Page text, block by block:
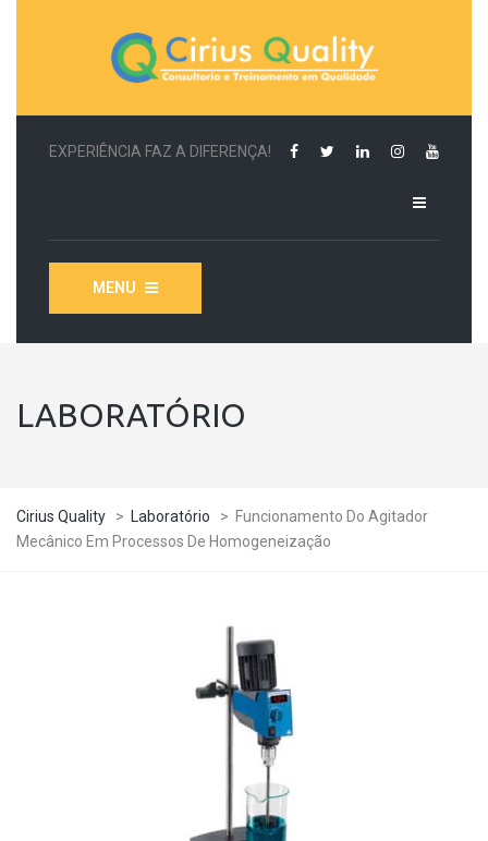
EXPERIÊNCIA FAZ A DIFERENÇA!
MENU
LABORATÓRIO
Cirius Quality > Laboratório > Funcionamento Do Agitador
Mecânico Em Processos De Homogeneização